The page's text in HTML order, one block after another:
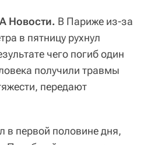
Новости. В Париже из-за
в пятницу рухнул
чего погиб один
получили травмы
передают
в первой половине дня,